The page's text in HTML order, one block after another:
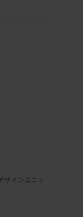
ザインユニッ